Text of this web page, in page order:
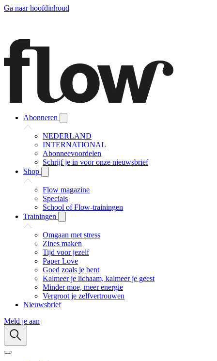
Ga naar hoofdinhoud
Abonneren
NEDERLAND
INTERNATIONAL
Abonneevoordelen
Schrijf je in voor onze nieuwsbrief
Shop
Flow magazine
Specials
School of Flow-trainingen
Trainingen
Omgaan met stress
Zines maken
Tijd voor jezelf
Paper Love
Goed zoals je bent
Kalmeer je lichaam, kalmeer je geest
Minder moe, meer energie
Vergroot je zelfvertrouwen
Nieuwsbrief
Meld je aan